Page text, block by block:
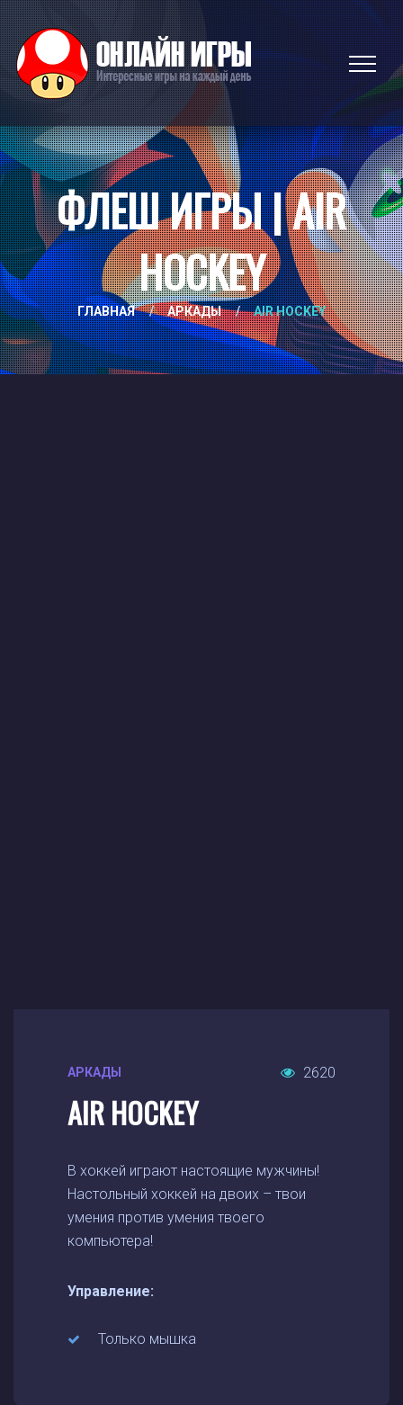
ФЛЕШ ИГРЫ | AIR
HOCKEY
ГЛАВНАЯ / АРКАДЫ / AIR HOCKEY
АРКАДЫ 2620
AIR HOCKEY
В хоккей играют настоящие мужчины!
Настольный хоккей на двоих – твои
умения против умения твоего
компьютера!
Управление:
Только мышка